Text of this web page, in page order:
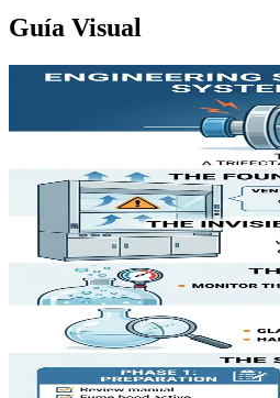
Guía Visual